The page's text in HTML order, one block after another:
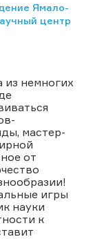
Ямало-
центр
немногих
мастер-
от
игры
науки
к